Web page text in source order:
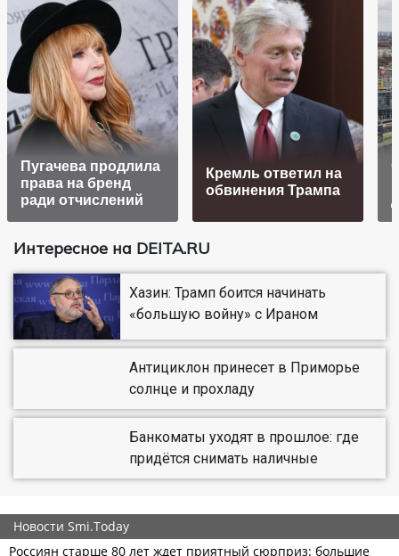
Пугачева продлила
права на бренд
ради отчислений
Кремль ответил на
обвинения Трампа
Интересное на DEITA.RU
Хазин: Трамп боится начинать
«большую войну» с Ираном
Антициклон принесет в Приморье
солнце и прохладу
Банкоматы уходят в прошлое: где
придётся снимать наличные